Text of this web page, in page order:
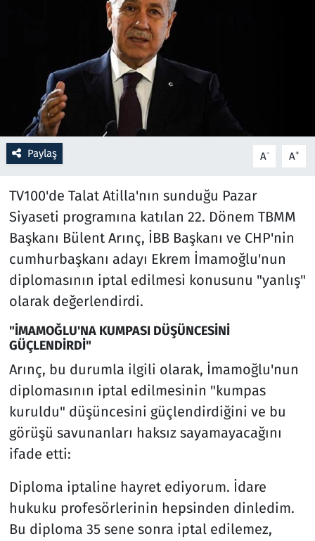
Paylaş A- A+
TV100'de Talat Atilla'nın sunduğu Pazar
Siyaseti programına katılan 22. Dönem TBMM
Başkanı Bülent Arınç, İBB Başkanı ve CHP'nin
cumhurbaşkanı adayı Ekrem İmamoğlu'nun
diplomasının iptal edilmesi konusunu "yanlış"
olarak değerlendirdi.
"İMAMOĞLU'NA KUMPASI DÜŞÜNCESİNİ
GÜÇLENDİRDİ"
Arınç, bu durumla ilgili olarak, İmamoğlu'nun
diplomasının iptal edilmesinin "kumpas
kuruldu" düşüncesini güçlendirdiğini ve bu
görüşü savunanları haksız sayamayacağını
ifade etti:
Diploma iptaline hayret ediyorum. İdare
hukuku profesörlerinin hepsinden dinledim.
Bu diploma 35 sene sonra iptal edilemez,
Resmi İlanlar
Rüya Tabirleri
Sağlık
Savunma Sanayi
Seçim 2023
Spor
Teknoloji ve Bilim
Televizyon